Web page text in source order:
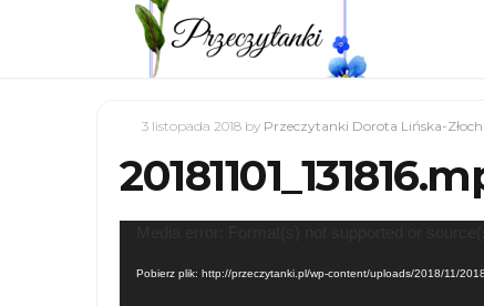
3 listopada 2018 by Przeczytanki Dorota Lińska-Złoch
Pobierz plik: http://przeczytanki.pl/wp-content/uploads/2018/11/